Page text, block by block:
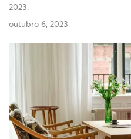
2023.
outubro 6, 2023